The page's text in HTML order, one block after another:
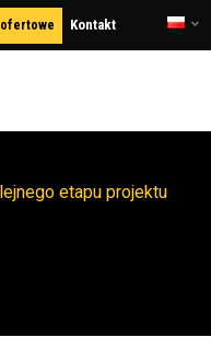
ofertowe Kontakt
etapu projektu